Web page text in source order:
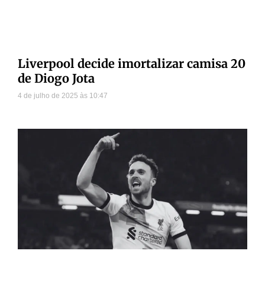
Liverpool decide imortalizar camisa 20
de Diogo Jota
4 de julho de 2025 10:47